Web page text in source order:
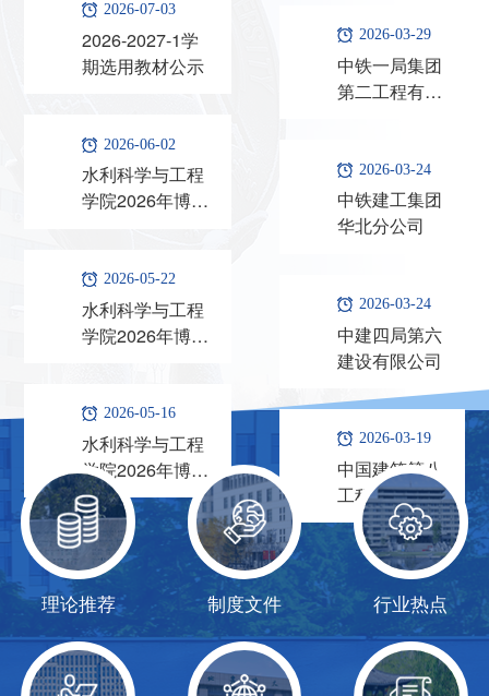
利科学与工程学院
2026年管理助理岗
位公开招聘面试成绩
予以公示，详见附
2026年7月21日。如
对公示人员有异议，
可在公示期内反映，
反映情况和问题必须
线索不清的匿名信和
匿名电话，公示期间
不予受理。监督电
话：
2026-07-03
2026-2027-1学
期选用教材公示
2026-06-02
水利科学与工程
学院2026年博士
作实施细则（第
三批）
2026-05-22
水利科学与工程
学院2026年博士
作实施细则（第
二批）
2026-05-16
水利科学与工程
学院2026年博士
研究生“申请-考
核”制招生复试
工作实施细则
（春季）
“公司”）是世界
500强企业——
中国建筑集团有
限公司旗下的三
局有限公司法人
独资的国有大型
骨干施工企业。
公司始建于1952
经兵改工、工改
兵、兵改工三次
转型，1983年9
月集体整编为中
国建筑第八工程
局第四建筑公
司，2007年12月
改制为现企业。
公司总部位于美
丽的滨海城市
——青岛，现...
2026-03-29
中铁一局集团
第二工程有限
2026-03-24
中铁建工集团
华北分公司
2026-03-24
中建四局第六
建设有限公司
2026-03-19
中国建筑第八
工程局有限公
司东北分公司
理论推荐 制度文件 行业热点